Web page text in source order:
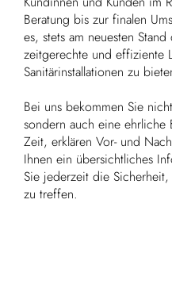
Beratung bis zur finalen
es, stets am neuesten
zeitgerechte und effiziente
Sanitärinstallationen zu
Bei uns bekommen Sie
sondern auch eine
Zeit, erklären Vor- und
Ihnen ein übersichtliches
Sie jederzeit die
zu treffen.